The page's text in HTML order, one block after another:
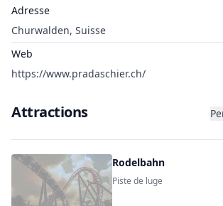
Adresse
Churwalden, Suisse
Web
https://www.pradaschier.ch/
Attractions
Rodelbahn
Piste de luge